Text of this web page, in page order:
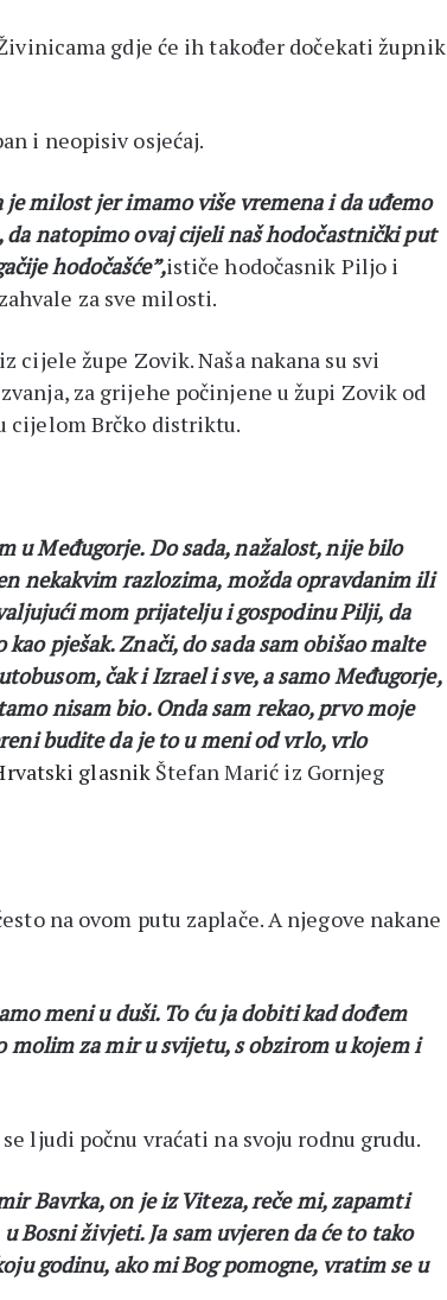
gdje će ih također dočekati župnik
i neopisiv osjećaj.
je milost jer imamo više vremena i da uđemo
da natopimo ovaj cijeli naš hodočastnički put
hodočašće”,ističe hodočasnik Piljo i
za sve milosti.
cijele župe Zovik. Naša nakana su svi
za grijehe počinjene u župi Zovik od
cijelom Brčko distriktu.
u Međugorje. Do sada, nažalost, nije bilo
nekakvim razlozima, možda opravdanim ili
mom prijatelju i gospodinu Pilji, da
pješak. Znači, do sada sam obišao malte
čak i Izrael i sve, a samo Međugorje,
nisam bio. Onda sam rekao, prvo moje
budite da je to u meni od vrlo, vrlo
glasnik Štefan Marić iz Gornjeg
na ovom putu zaplače. A njegove nakane
meni u duši. To ću ja dobiti kad dođem
molim za mir u svijetu, s obzirom u kojem i
ljudi počnu vraćati na svoju rodnu grudu.
Bavrka, on je iz Viteza, reče mi, zapamti
Bosni živjeti. Ja sam uvjeren da će to tako
godinu, ako mi Bog pomogne, vratim se u